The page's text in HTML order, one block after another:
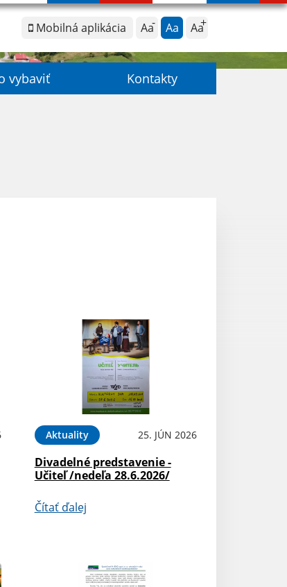
Mobilná aplikácia Aa Aa Aa
vybaviť Kontakty
Aktuality 25. JÚN 2026
Divadelné predstavenie -
Učiteľ /nedeľa 28.6.2026/
Čítať ďalej